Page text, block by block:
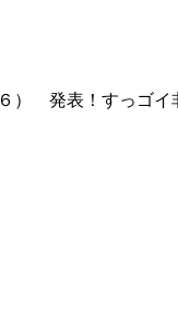
） 発表！すっゴイ